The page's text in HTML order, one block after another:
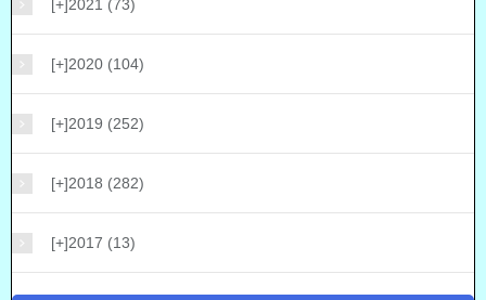
[+]2021 (73)
[+]2020 (104)
[+]2019 (252)
[+]2018 (282)
[+]2017 (13)